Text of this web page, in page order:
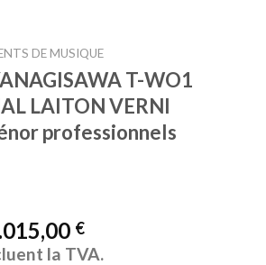
DE MUSIQUE
T-WO1
LAITON VERNI
professionnels
€
la TVA.